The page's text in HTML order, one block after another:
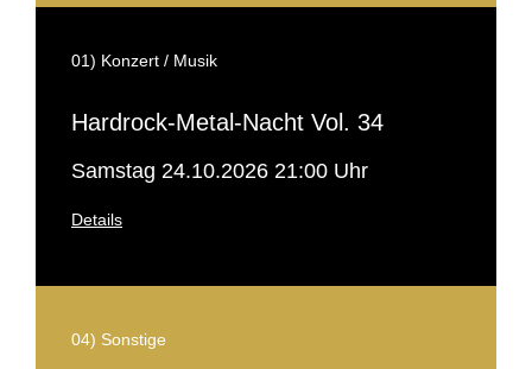
01) Konzert / Musik
Hardrock-Metal-Nacht Vol. 34
Samstag 24.10.2026 21:00 Uhr
Details
04) Sonstige